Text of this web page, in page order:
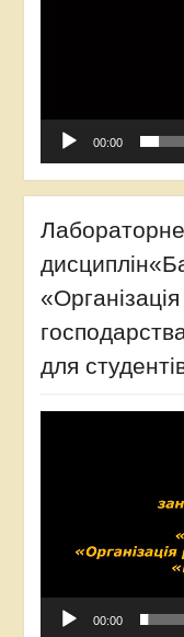
00:00
для
00:00